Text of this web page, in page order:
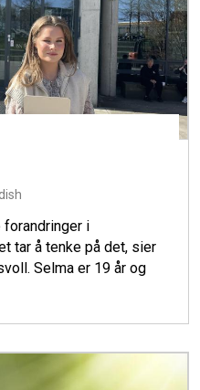
forandringer i
tar å tenke på det, sier
Selma er 19 år og